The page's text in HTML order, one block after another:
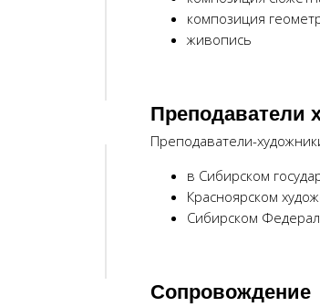
композиция
живопись
Преподаватели
Преподаватели-
в Сибирском
Красноярском
Сибирском
Сопровождение